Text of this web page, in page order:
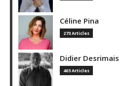
Céline Pina
273 Articles
Didier Desrimais
403 Articles